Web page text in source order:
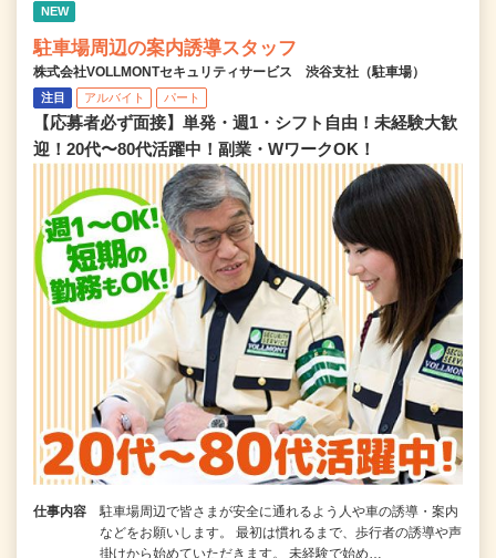
NEW
駐車場周辺の案内誘導スタッフ
株式会社VOLLMONTセキュリティサービス 渋谷支社（駐車場）
注目 アルバイト パート
【応募者必ず面接】単発・週1・シフト自由！未経験大歓
迎！20代〜80代活躍中！副業・WワークOK！
仕事内容
駐車場周辺で皆さまが安全に通れるよう人や車の誘導・案内
などをお願いします。 最初は慣れるまで、歩行者の誘導や声
掛けから始めていただきます。 未経験で始め…